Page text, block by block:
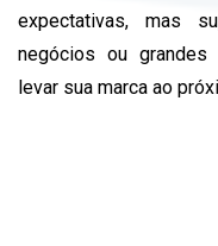
expectativas, mas
negócios ou grandes
levar sua marca ao